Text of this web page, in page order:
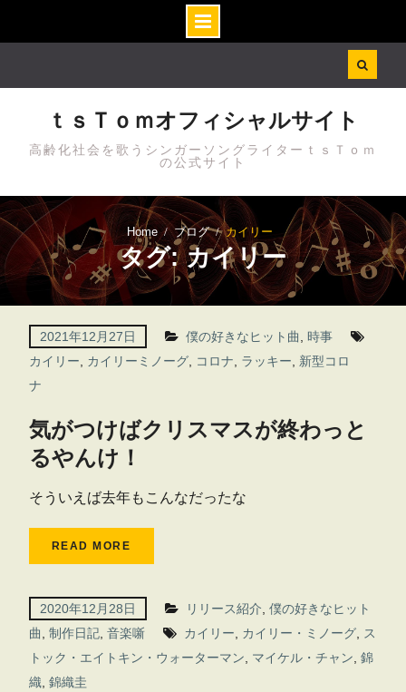
ｔｓＴｏｍオフィシャルサイト
高齢化社会を歌うシンガーソングライターｔｓＴｏｍ
の公式サイト
Home ブログ カイリー
タグ: カイリー
2021年12月27日 僕の好きなヒット曲
時事
カイリー
カイリーミノーグ, コロナ ラッキー
新型コロ
ナ
気がつけばクリスマスが終わっと
るやんけ！
そういえば去年もこんなだったな
READ MORE
2020年12月28日 リリース紹介 僕の好きなヒット
曲
制作日記, 音楽噺 カイリー カイリー・ミノーグ,
ス
トック・エイトキン・ウォーターマン
マイケル・チャン 錦
織 錦織圭